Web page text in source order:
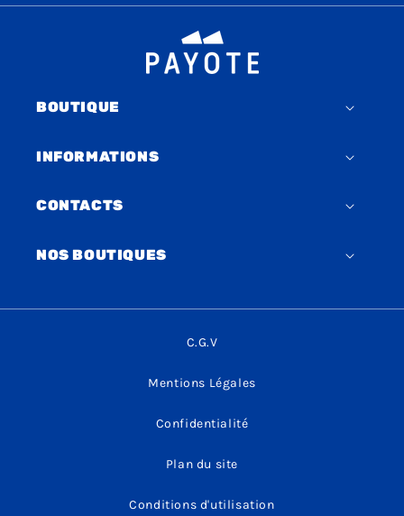
BOUTIQUE
INFORMATIONS
CONTACTS
NOS BOUTIQUES
C.G.V
Mentions Légales
Confidentialité
Plan du site
Conditions d'utilisation